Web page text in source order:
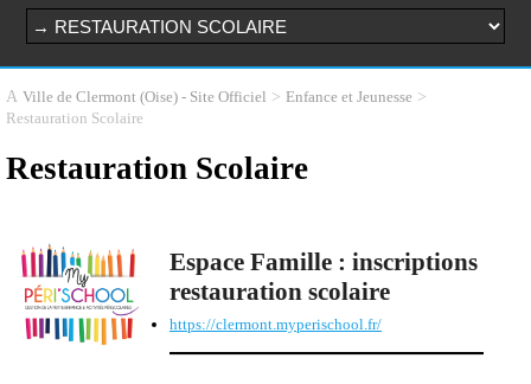
Ville de Clermont (Oise) - Site Officiel > Enfance et Jeunesse >
Restauration Scolaire
Restauration Scolaire
Espace Famille : inscriptions
restauration scolaire
https://clermont.myperischool.fr/